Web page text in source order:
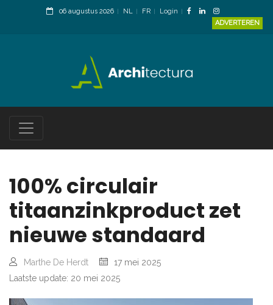
06 augustus 2026 NL FR
Login
ADVERTEREN
100% circulair
titaanzinkproduct zet
nieuwe standaard
Marthe De Herdt
17 mei 2025
Laatste update: 20 mei 2025